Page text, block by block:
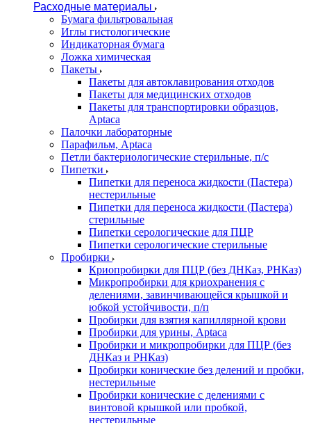
Расходные материалы
Бумага фильтровальная
Иглы гистологические
Индикаторная бумага
Ложка химическая
Пакеты
Пакеты для автоклавирования отходов
Пакеты для медицинских отходов
Пакеты для транспортировки образцов,
Aptaca
Палочки лабораторные
Парафильм, Aptaca
Петли бактериологические стерильные, п/с
Пипетки
Пипетки для переноса жидкости (Пастера)
нестерильные
Пипетки для переноса жидкости (Пастера)
стерильные
Пипетки серологические для ПЦР
Пипетки серологические стерильные
Пробирки
Криопробирки для ПЦР (без ДНКаз, РНКаз)
Микропробирки для криохранения с
делениями, завинчивающейся крышкой и
юбкой устойчивости, п/п
Пробирки для взятия капиллярной крови
Пробирки для урины, Aptaca
Пробирки и микропробирки для ПЦР (без
ДНКаз и РНКаз)
Пробирки конические без делений и пробки,
нестерильные
Пробирки конические с делениями с
винтовой крышкой или пробкой,
нестерильные